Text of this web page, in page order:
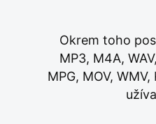
Okrem toho
MP3, M4A,
MPG, MOV,